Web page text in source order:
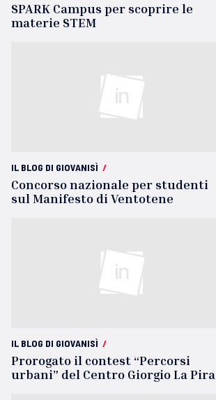
SPARK Campus per scoprire le
materie STEM
IL BLOG DI GIOVANISÌ /
Concorso nazionale per studenti
sul Manifesto di Ventotene
IL BLOG DI GIOVANISÌ /
Prorogato il contest “Percorsi
urbani” del Centro Giorgio La Pira